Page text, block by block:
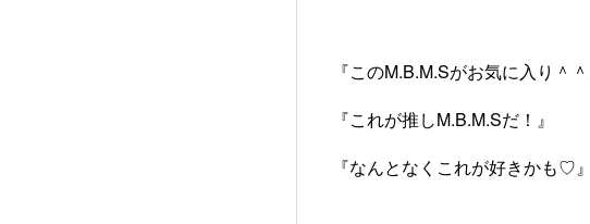
『このM.B.M.Sがお気に入り＾＾
『これが推しM.B.M.Sだ！』
『なんとなくこれが好きかも♡』